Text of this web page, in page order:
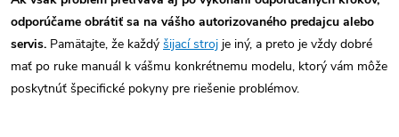
odporúčame obrátiť sa na vášho autorizovaného predajcu alebo
servis. Pamätajte, že každý šijací stroj je iný, a preto je vždy dobré
mať po ruke manuál k vášmu konkrétnemu modelu, ktorý vám môže
poskytnúť špecifické pokyny pre riešenie problémov.